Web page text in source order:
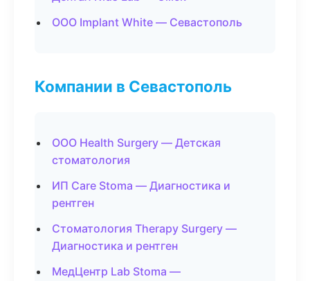
ООО Implant White — Севастополь
Компании в Севастополь
ООО Health Surgery — Детская
стоматология
ИП Care Stoma — Диагностика и
рентген
Стоматология Therapy Surgery —
Диагностика и рентген
МедЦентр Lab Stoma —